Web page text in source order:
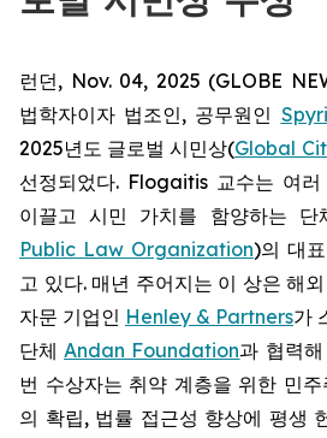
런던, Nov. 04, 2025 (GLOBE
법학자이자 법조인, 공무원인
2025년도 글로벌 시민상(Global
선정되었다. Flogaitis 교수는 여
이끌고 시민 가치를 함양하는 단
Public Law Organization)의 대
고 있다. 매년 주어지는 이 상은 해
자문 기업인 Henley & Partners가
단체Andan Foundation과 협력
번 수상자는 취약 계층을 위한 민
의 확립, 법률 접근성 향상에 평생